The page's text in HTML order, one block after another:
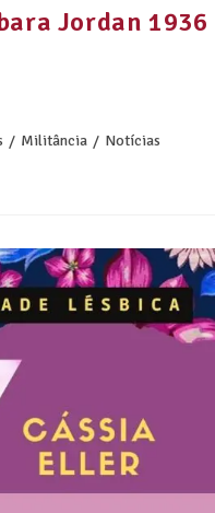
Jordan 1936
/ Militância / Notícias